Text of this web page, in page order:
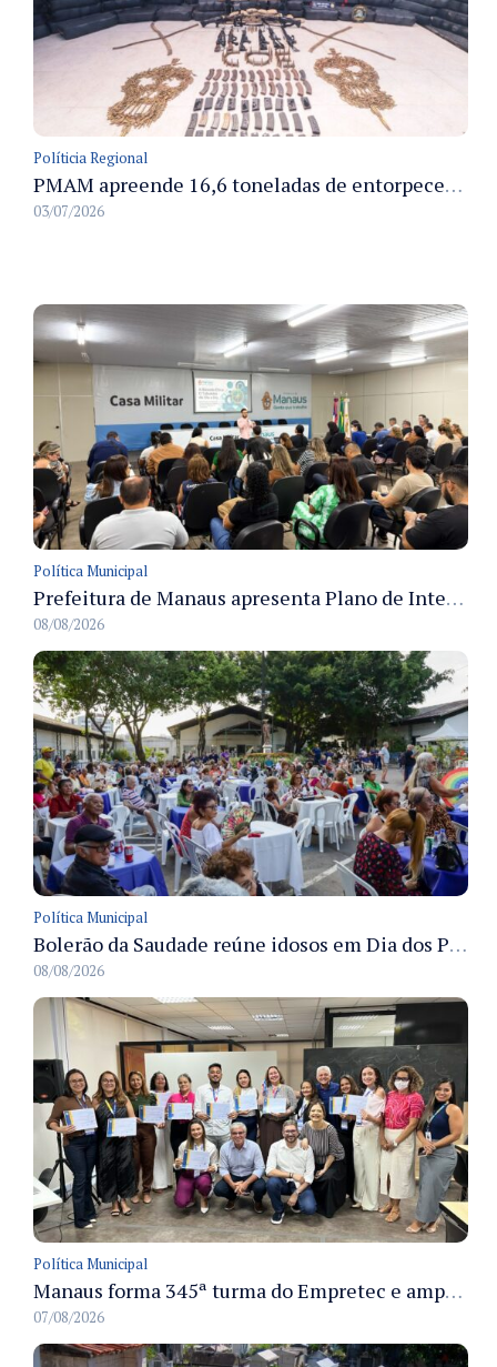
Políticia Regional
PMAM apreende 16,6 toneladas de entorpecentes e registra aumento nas prisões em flagrante e nas capturas de foragidos no primeiro semestre de 2026
03/07/2026
Política Municipal
Prefeitura de Manaus apresenta Plano de Integridade da CGM e qualifica servidores para governança e conformidade no biênio 2027-2028
08/08/2026
Política Municipal
Bolerão da Saudade reúne idosos em Dia dos Pais promovido pela Fundação Dr. Thomas em Manaus
08/08/2026
Política Municipal
Manaus forma 345ª turma do Empretec e amplia qualificação de empreendedores na cidade
07/08/2026